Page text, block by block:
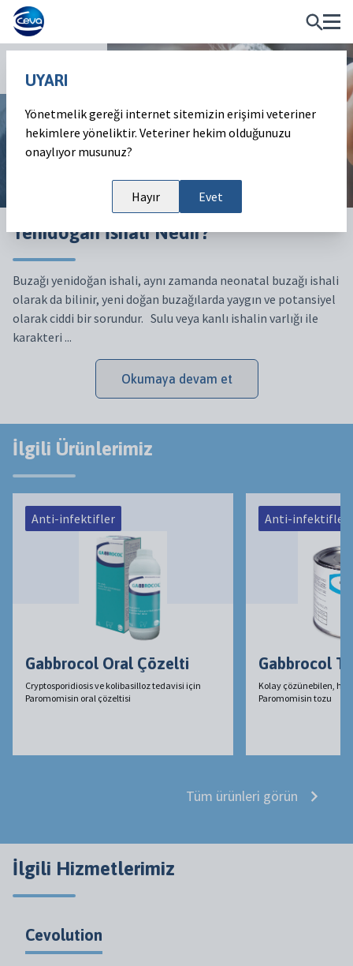
Yenidoğan İshali
Yenidoğan İshali Nedir?
Buzağı yenidoğan ishali, aynı zamanda neonatal buzağı ishali
olarak da bilinir, yeni doğan buzağılarda yaygın ve potansiyel
olarak ciddi bir sorundur. Sulu veya kanlı ishalin varlığı ile
karakteri ...
Okumaya devam et
İlgili Ürünlerimiz
Anti-infektifler
Gabbrocol Oral Çözelti
Cryptosporidiosis ve kolibasilloz tedavisi için
Paromomisin oral çözeltisi
Anti-infektifler
Gabbrocol
Kolay çözünebilen,
Paromomisin tozu
Tüm ürünleri görün
İlgili Hizmetlerimiz
Cevolution
UYARI
Yönetmelik gereği internet sitemizin erişimi veteriner
hekimlere yöneliktir. Veteriner hekim olduğunuzu
onaylıyor musunuz?
Hayır Evet